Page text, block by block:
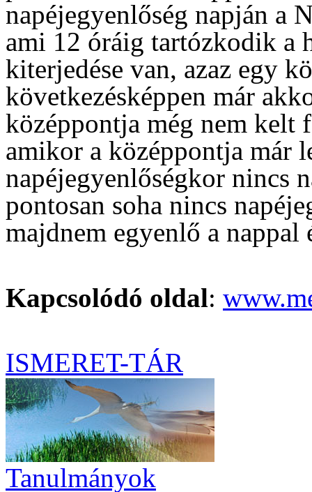
napéjegyenlőség napján a
ami 12 óráig tartózkodik a
kiterjedése van, azaz egy
következésképpen már
középpontja még nem kelt
amikor a középpontja már
napéjegyenlőségkor nincs
pontosan soha nincs
majdnem egyenlő a nappal
Kapcsolódó oldal:
ISMERET-TÁR
Tanulmányok